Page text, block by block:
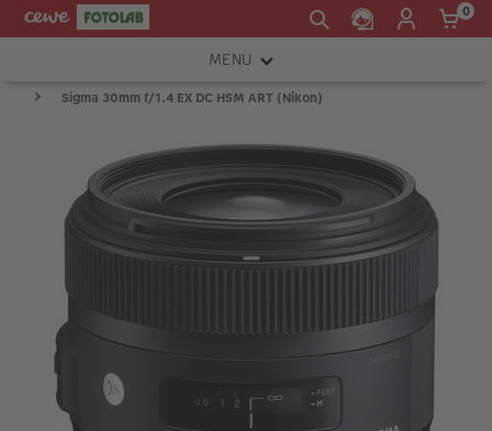
0
MENU
FOTOAPARÁTY
FOTOBRAŠNY
PŘÍSLUŠENSTVÍ
RÁMEČKY
Sigma 30mm f/1.4 EX DC HSM ART (Nikon)